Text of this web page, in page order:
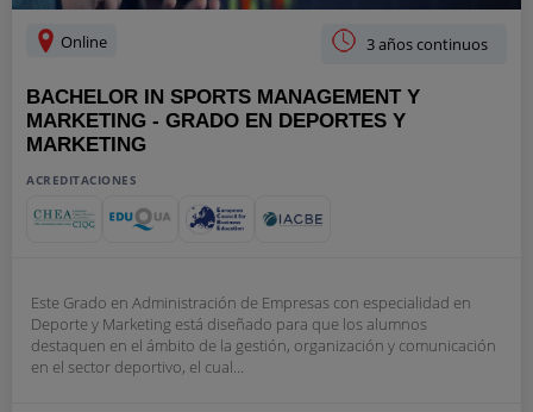
Online 3 años continuos
BACHELOR IN SPORTS MANAGEMENT Y
MARKETING - GRADO EN DEPORTES Y
MARKETING
ACREDITACIONES
Este Grado en Administración de Empresas con especialidad en
Deporte y Marketing está diseñado para que los alumnos
destaquen en el ámbito de la gestión, organización y comunicación
en el sector deportivo, el cual...